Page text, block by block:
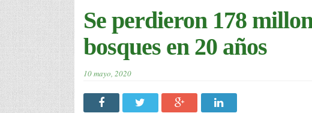
Se perdieron 178
bosques en 20 años
10 mayo, 2020